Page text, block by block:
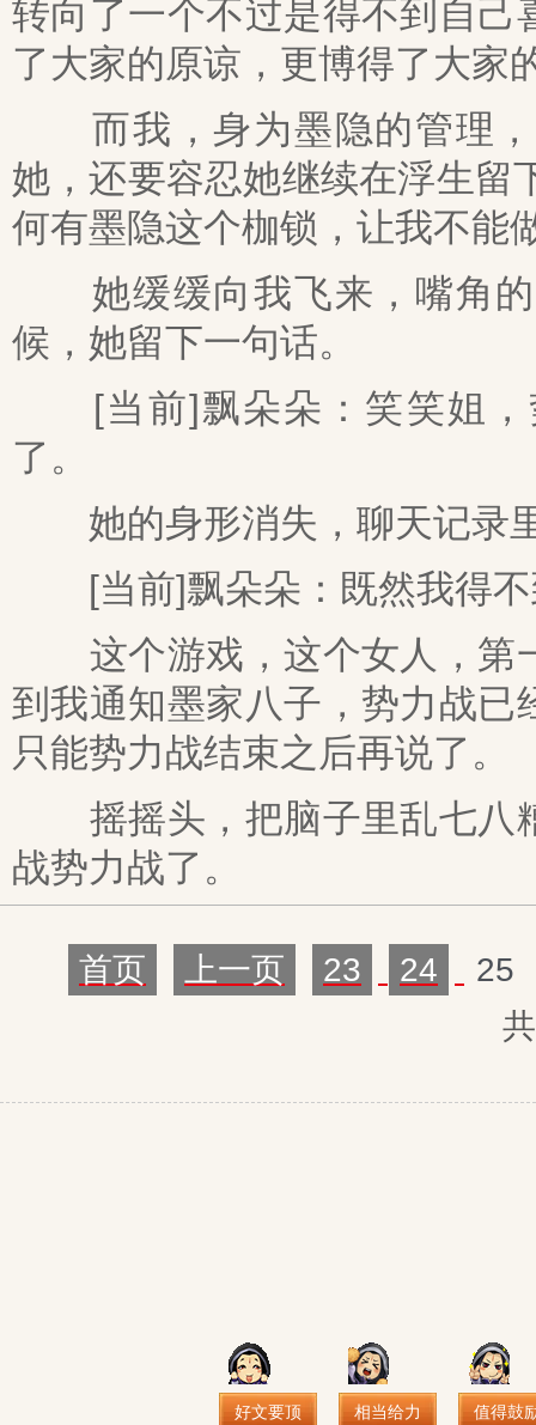
转向了一个不过是得不到自
了大家的原谅，更博得了大家
而我，身为墨隐的管理，
她，还要容忍她继续在浮生留
何有墨隐这个枷锁，让我不能
她缓缓向我飞来，嘴角的
候，她留下一句话。
[当前]飘朵朵：笑笑姐，
了。
她的身形消失，聊天记录
[当前]飘朵朵：既然我得不
这个游戏，这个女人，第
到我通知墨家八子，势力战
只能势力战结束之后再说了。
摇摇头，把脑子里乱七八
战势力战了。
首页 上一页 23 24
25
好文要顶 相当给力 值得鼓